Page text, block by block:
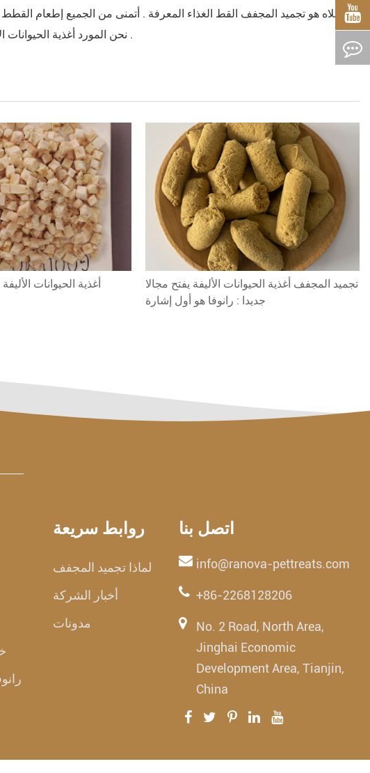
أعلاه هو تجميد المجفف القط الغذاء المعرفة . أتمنى من الجميع إطعام
نحن المورد أغذية الحيوانات الأليفة . شعرت إن أنت تكون راغبة في منتوجاتنا , رجاء حرّة أن اتّصل بنا .
أغذية الحيوانات
تجميد المجفف أغذية الحيوانات الأليفة يفتح مجالا
جديدا : رانوفا هو أول إشارة
روابط سريعة
لماذا تجميد المجفف
أخبار الشركة
مدونات
اتصل بنا
info@ranova-pettreats.com
+86-2268128206
No. 2 Road, North Area,
Jinghai Economic
Development Area, Tianjin,
China